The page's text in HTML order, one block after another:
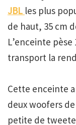
JBL les plus
de haut, 35 cm
L’enceinte
transport la
Cette enceinte a
deux woofers
petite de